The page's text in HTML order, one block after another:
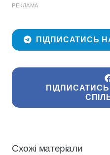
РЕКЛАМА
ПІДПИСАТИСЬ
ПІДПИСАТИСЬ
Схожі матеріали